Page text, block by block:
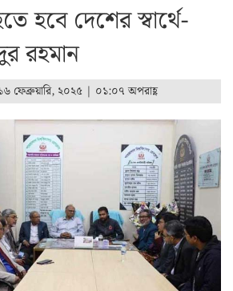
হবে দেশের স্বার্থে-
রহমান
ফেব্রুয়ারি, ২০২৫ | ০১:০৭ অপরাহ্ণ